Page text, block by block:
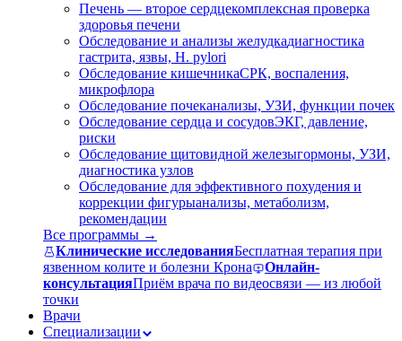
Печень — второе сердцекомплексная проверка
здоровья печени
Обследование и анализы желудкадиагностика
гастрита, язвы, H. pylori
Обследование кишечникаСРК, воспаления,
микрофлора
Обследование почеканализы, УЗИ, функции почек
Обследование сердца и сосудовЭКГ, давление,
риски
Обследование щитовидной железыгормоны, УЗИ,
диагностика узлов
Обследование для эффективного похудения и
коррекции фигурыанализы, метаболизм,
рекомендации
Все программы →
Клинические исследованияБесплатная терапия при
язвенном колите и болезни Крона
Онлайн-
консультацияПриём врача по видеосвязи — из любой
точки
Врачи
Специализации